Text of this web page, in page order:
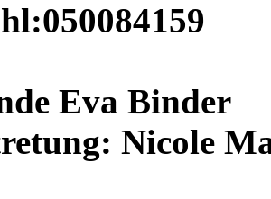
Eva Binder
Nicole